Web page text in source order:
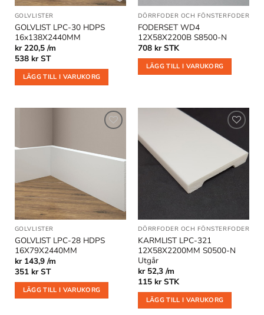
GOLVLISTER
GOLVLIST LPC-30 HDPS
16x138X2440MM
kr 220,5 /m
538 kr ST
LÄGG TILL I VARUKORG
DÖRRFODER OCH FÖNSTERFODER
FODERSET WD4
12X58X2200B S8500-N
708 kr STK
LÄGG TILL I VARUKORG
i
GOLVLISTER
GOLVLIST LPC-28 HDPS
16X79X2440MM
kr 143,9 /m
351 kr ST
LÄGG TILL I VARUKORG
Lägg till
önskelistan
DÖRRFODER OCH FÖNSTERFODER
KARMLIST LPC-321
12X58X2200MM S0500-N
Utgår
kr 52,3 /m
115 kr STK
LÄGG TILL I VARUKORG